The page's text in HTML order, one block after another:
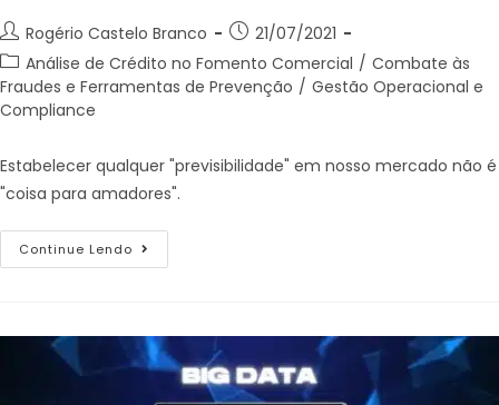
Rogério Castelo Branco
21/07/2021
Análise de Crédito no Fomento Comercial / Combate às
Fraudes e Ferramentas de Prevenção / Gestão Operacional e
Compliance
Estabelecer qualquer "previsibilidade" em nosso mercado não é
"coisa para amadores".
Continue Lendo